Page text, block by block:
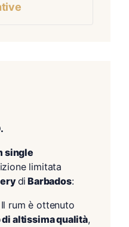
single
limitata
di Barbados:
Il rum è ottenuto
altissima qualità,